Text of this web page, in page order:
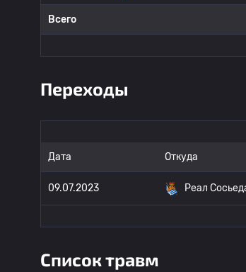
Всего
Переходы
Дата Откуда
09.07.2023 Реал
Список травм